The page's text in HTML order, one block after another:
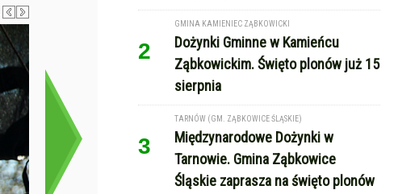
2
GMINA KAMIENIEC ZĄBKOWICKI
Dożynki Gminne w Kamieńcu
Ząbkowickim. Święto plonów już 15
sierpnia
3
TARNÓW (GM. ZĄBKOWICE ŚLĄSKIE)
Międzynarodowe Dożynki w
Tarnowie. Gmina Ząbkowice
Śląskie zaprasza na święto plonów